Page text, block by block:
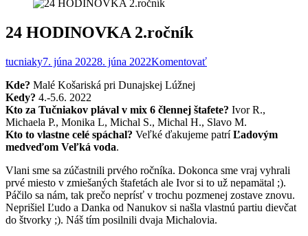
24 HODINOVKA 2.ročník
tucniaky7. júna 20228. júna 2022Komentovať
Kde? Malé Košariská pri Dunajskej Lúžnej
Kedy? 4.-5.6. 2022
Kto za Tučniakov plával v mix 6 člennej štafete? Ivor R.,
Michaela P., Monika L, Michal S., Michal H., Slavo M.
Kto to vlastne celé spáchal? Veľké ďakujeme patríĽadovým
medveďom Veľká voda.
Vlani sme sa zúčastnili prvého ročníka. Dokonca sme vraj vyhrali
prvé miesto v zmiešaných štafetách ale Ivor si to už nepamätal ;).
Páčilo sa nám, tak prečo neprísť v trochu pozmenej zostave znovu.
Neprišiel Ľudo a Danka od Nanukov si našla vlastnú partiu dievčat
do štvorky ;). Náš tím posilnili dvaja Michalovia.